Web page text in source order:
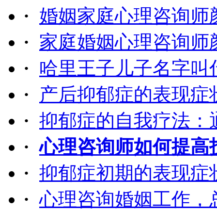
· 婚姻家庭心理咨询师
· 家庭婚姻心理咨询师
· 哈里王子儿子名字叫
·
产后抑郁症的表现症
· 抑郁症的自我疗法：
· 心理咨询师如何提高
· 抑郁症初期的表现症
· 心理咨询婚姻工作，